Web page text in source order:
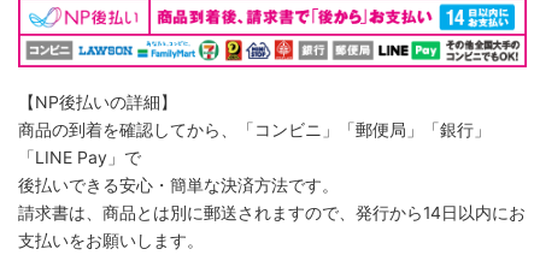
【NP後払いの詳細】
商品の到着を確認してから、「コンビニ」「郵便局」「銀行」
「LINE Pay」で
後払いできる安心・簡単な決済方法です。
請求書は、商品とは別に郵送されますので、発行から14日以内にお
支払いをお願いします。